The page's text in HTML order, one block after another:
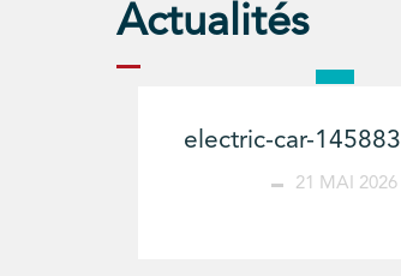
Actualités
electric-car-
21 MAI 2026